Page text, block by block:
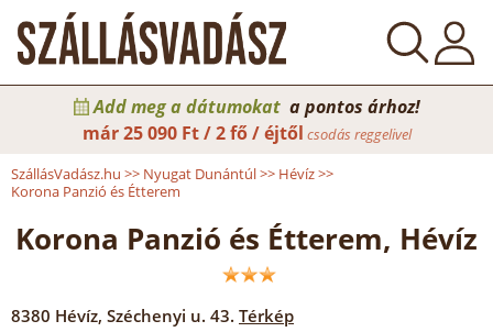
Add meg a dátumokat a pontos árhoz!
már25 090 Ft / 2 fő / éjtől csodás reggelivel
SzállásVadász.hu >> Nyugat Dunántúl>> Hévíz>>
Korona Panzió és Étterem
Korona Panzió és Étterem, Hévíz
8380 Hévíz, Széchenyi u. 43. Térkép